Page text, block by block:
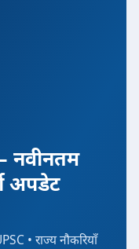
नवीनतम
अपडेट
• राज्य नौकरियाँ